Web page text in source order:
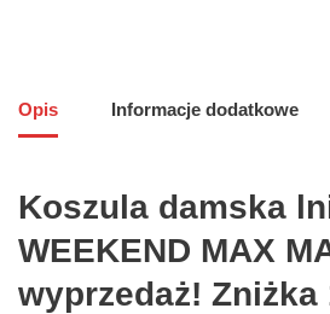
Opis Informacje dodatkowe
Koszula damska
WEEKEND MAX
wyprzedaż! Zniżka